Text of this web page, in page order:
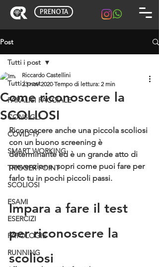
PRENOTA
Post
Tutti i post
PARALISI FACCIALE
CONSIGLI
COVID-19
SMART WORKING
TRIGGER POINT
SCOLIOSI
ESAMI
ESERCIZI
PATOLOGIE
RUNNING
Tutti i post
Come riconoscere la
SCOLIOSI
Riccardo Castellini
23 nov 2020 Tempo di lettura: 2 min
Riconoscere anche una piccola scoliosi
con un buono screening è
determinante ed è un grande atto di
prevenzione. sopri come puoi fare per
farlo tu in pochi piccoli passi.
Impara a fare il test
per riconoscere la
scoliosi